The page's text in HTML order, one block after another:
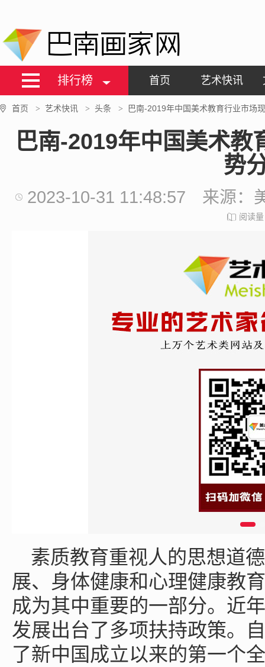
巴南画家网
排行榜 首页 艺术快讯
首页 > 艺术快讯 > 头条 > 巴南-2019年中国美术教育行业市场
巴南-2019年中国美术教
势
2023-10-31 11:48:57 来源：
阅读
素质教育重视人的思想道
展、身体健康和心理健康教
成为其中重要的一部分。近
发展出台了多项扶持政策。
了新中国成立以来的第一个